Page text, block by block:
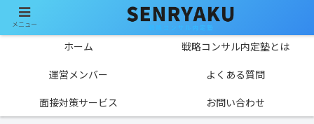
ホーム
戦略コンサル内定塾とは
運営メンバー
よくある質問
面接対策サービス
お問い合わせ
メニュー